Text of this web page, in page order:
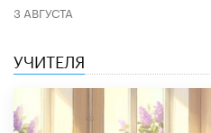
3 АВГУСТА
УЧИТЕЛЯ